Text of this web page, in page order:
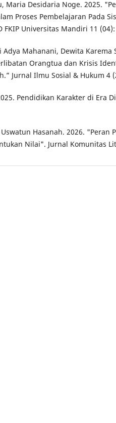
Maria Desidaria Noge. 2025.
Proses Pembelajaran Pada
FKIP Universitas Mandiri 11
Mahanani, Dewita Karema
Orangtua dan Krisis
Jurnal Ilmu Sosial & Hukum 4
Pendidikan Karakter di Era
Hasanah. 2026. "Peran
Nilai". Jurnal Komunitas